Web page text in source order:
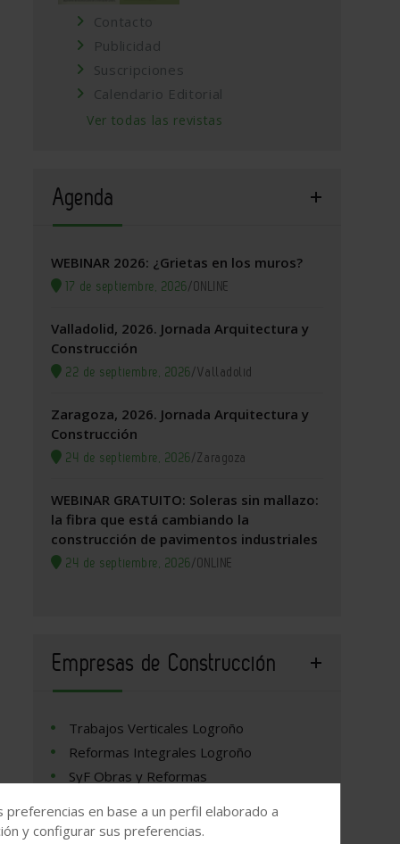
Contacto
Publicidad
Suscripciones
Calendario Editorial
Ver todas las revistas
Agenda
WEBINAR 2026: ¿Grietas en los muros?
17 de septiembre, 2026/ONLINE
Valladolid, 2026. Jornada Arquitectura y
Construcción
22 de septiembre, 2026/Valladolid
Zaragoza, 2026. Jornada Arquitectura y
Construcción
24 de septiembre, 2026/Zaragoza
WEBINAR GRATUITO: Soleras sin mallazo:
la fibra que está cambiando la
construcción de pavimentos industriales
24 de septiembre, 2026/ONLINE
Empresas de Construcción
Trabajos Verticales Logroño
Reformas Integrales Logroño
SyF Obras y Reformas
en base a un perfil elaborado a
y configurar sus preferencias.